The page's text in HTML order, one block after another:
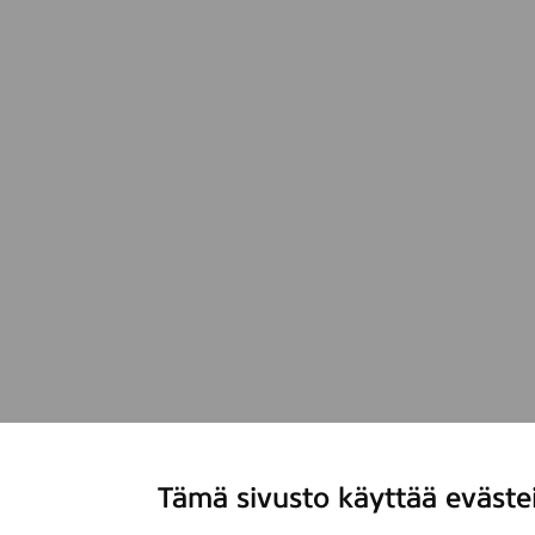
Tämä sivusto käyttää